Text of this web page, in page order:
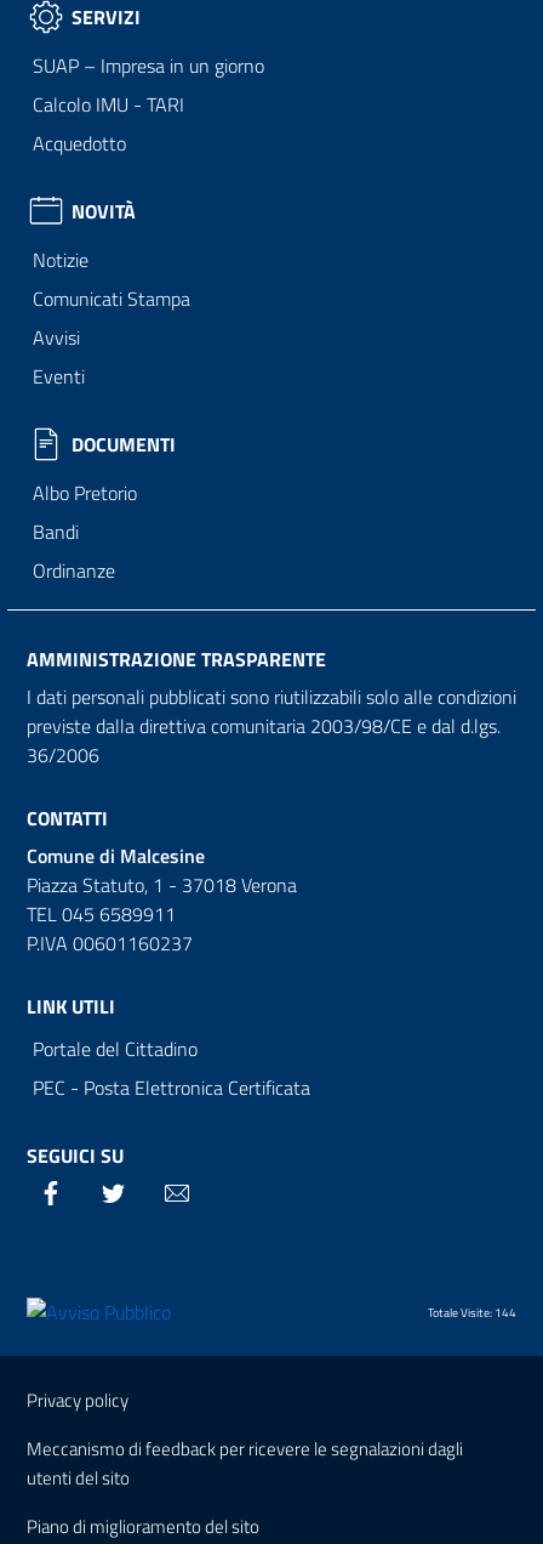
SERVIZI
SUAP – Impresa in un giorno
Calcolo IMU - TARI
Acquedotto
NOVITÀ
Notizie
Comunicati Stampa
Avvisi
Eventi
DOCUMENTI
Albo Pretorio
Bandi
Ordinanze
AMMINISTRAZIONE TRASPARENTE
I dati personali pubblicati sono riutilizzabili solo alle condizioni
previste dalla direttiva comunitaria 2003/98/CE e dal d.lgs.
36/2006
CONTATTI
Comune di Malcesine
Piazza Statuto, 1 - 37018 Verona
TEL 045 6589911
P.IVA 00601160237
LINK UTILI
Portale del Cittadino
PEC - Posta Elettronica Certificata
SEGUICI SU
Facebook Twitter
Totale Visite: 144
Sezione Link Utili
Privacy policy
Meccanismo di feedback per ricevere le segnalazioni dagli
utenti del sito
Piano di miglioramento del sito